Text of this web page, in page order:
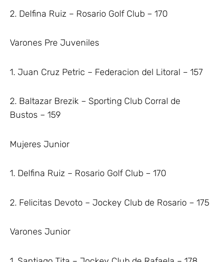
2. Delfina Ruiz – Rosario Golf Club – 170
Varones Pre Juveniles
1. Juan Cruz Petric – Federacion del Litoral – 157
2. Baltazar Brezik – Sporting Club Corral de
Bustos – 159
Mujeres Junior
1. Delfina Ruiz – Rosario Golf Club – 170
2. Felicitas Devoto – Jockey Club de Rosario – 175
Varones Junior